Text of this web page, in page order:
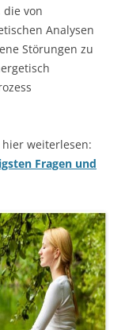
die von
Analysen
Störungen zu
weiterlesen:
Fragen und